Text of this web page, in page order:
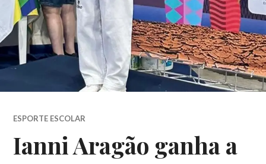
ESPORTE ESCOLAR
Ianni Aragão ganha a